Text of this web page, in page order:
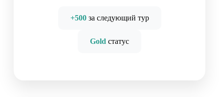
+500за следующий тур
Gold статус